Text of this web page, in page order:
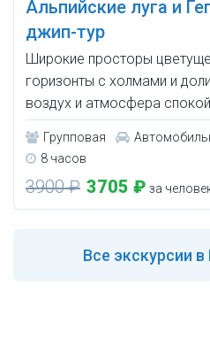
Альпийские луга и
джип-тур
Широкие просторы
горизонты с холмами и
воздух и атмосфера
Групповая
8 часов
3900 ₽ 3705 ₽ за
Все экскурсии